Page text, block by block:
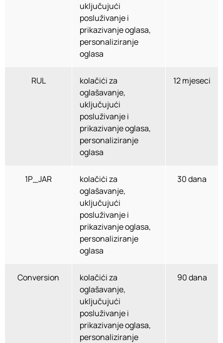
uključujući
posluživanje i
prikazivanje oglasa,
personaliziranje
oglasa
RUL
kolačići za
oglašavanje,
uključujući
posluživanje i
prikazivanje oglasa,
personaliziranje
oglasa
12 mjeseci
1P_JAR
kolačići za
oglašavanje,
uključujući
posluživanje i
prikazivanje oglasa,
personaliziranje
oglasa
30 dana
Conversion
kolačići za
oglašavanje,
uključujući
posluživanje i
prikazivanje oglasa,
personaliziranje
90 dana